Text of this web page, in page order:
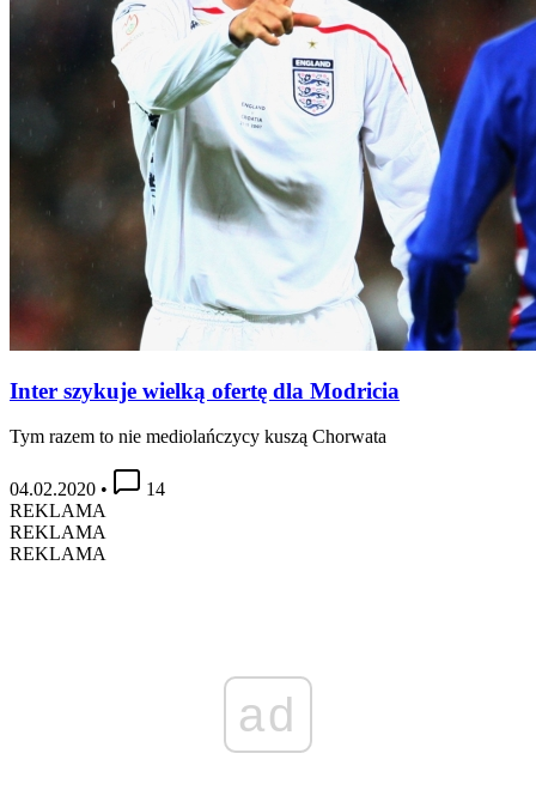
Inter szykuje wielką ofertę dla Modricia
Tym razem to nie mediolańczycy kuszą Chorwata
04.02.2020 •
14
REKLAMA
REKLAMA
REKLAMA
ad